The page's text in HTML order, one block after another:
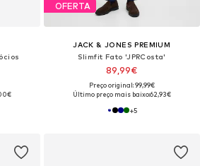
OFERTA
JACK & JONES PREMIUM
Slimfit Fato 'JPRCosta'
89,99€
Preço original: 99,99€
Último preço mais baixo:62,93€
+5